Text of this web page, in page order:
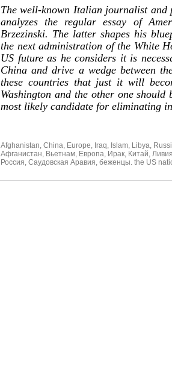
The well-known Italian journalist and
analyzes the regular essay of
Brzezinski. The latter shapes his
the next administration of the White
US future as he considers it is
China and drive a wedge between
these countries that just it will
Washington and the other one
most likely candidate for eliminating
Afghanistan China Europe Iraq Islam Libya
Афганистан Вьетнам Европа Ирак Китай
Россия Саудовская Аравия беженцы. the US